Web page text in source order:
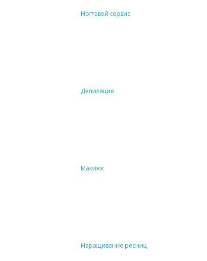
Ногтевой сервис
Депиляция
Макияж
Наращивание ресниц